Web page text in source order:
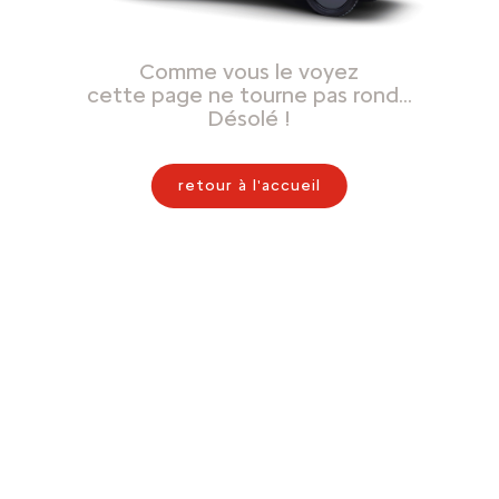
Comme vous le voyez
cette page ne tourne pas rond…
Désolé !
retour à l'accueil